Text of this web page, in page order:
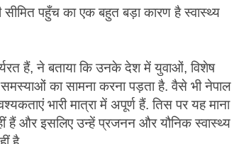
पहुँच का एक बहुत बड़ा कारण है स्वास्थ्य
हैं, ने बताया कि उनके देश में युवाओं, विशेष
का सामना करना पड़ता है. वैसे भी नेपाल
भारी मात्रा में अपूर्ण हैं. तिस पर यह माना
हैं और इसलिए उन्हें प्रजनन और यौनिक स्वास्थ्य